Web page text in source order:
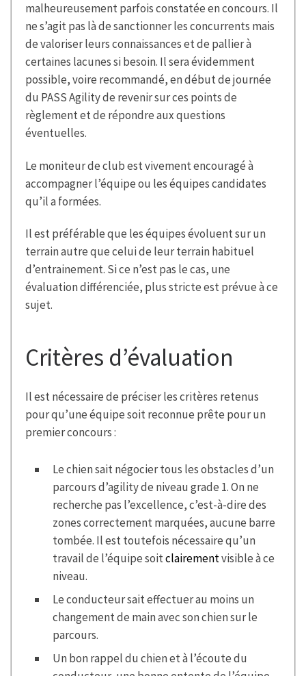
malheureusement parfois constatée en concours. Il
ne s’agit pas là de sanctionner les concurrents mais
de valoriser leurs connaissances et de pallier à
certaines lacunes si besoin. Il sera évidemment
possible, voire recommandé, en début de journée
du PASS Agility de revenir sur ces points de
règlement et de répondre aux questions
éventuelles.
Le moniteur de club est vivement encouragé à
accompagner l’équipe ou les équipes candidates
qu’il a formées.
Il est préférable que les équipes évoluent sur un
terrain autre que celui de leur terrain habituel
d’entrainement. Si ce n’est pas le cas, une
évaluation différenciée, plus stricte est prévue à ce
sujet.
Critères d’évaluation
Il est nécessaire de préciser les critères retenus
pour qu’une équipe soit reconnue prête pour un
premier concours :
Le chien sait négocier tous les obstacles d’un
parcours d’agility de niveau grade 1. On ne
recherche pas l’excellence, c’est-à-dire des
zones correctement marquées, aucune barre
tombée. Il est toutefois nécessaire qu’un
travail de l’équipe soitclairementvisible à ce
niveau.
Le conducteur sait effectuer au moins un
changement de main avec son chien sur le
parcours.
Un bon rappel du chien et à l’écoute du